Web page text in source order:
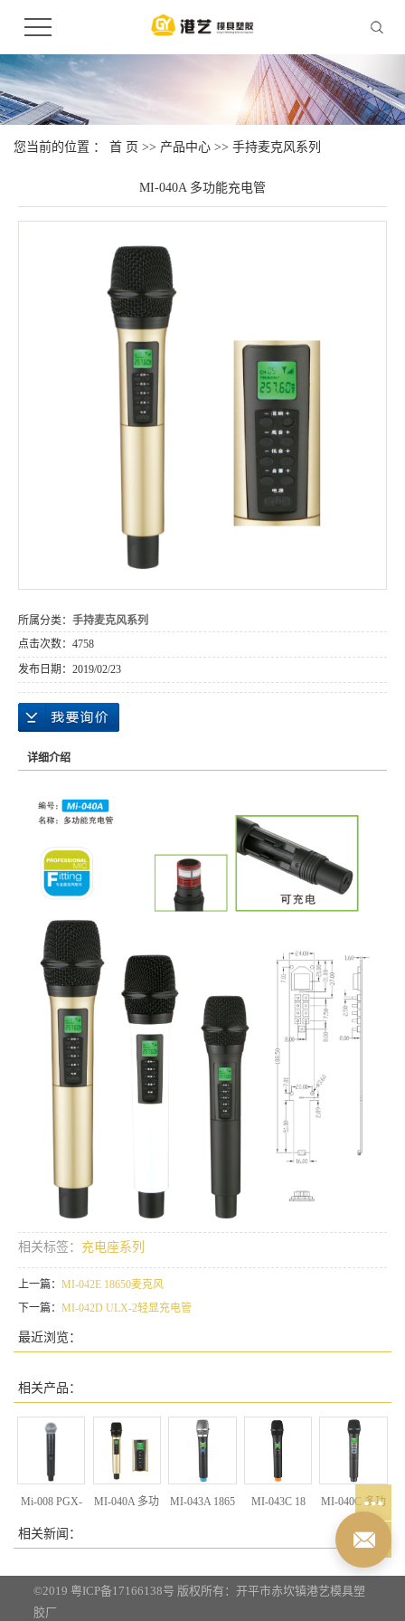
您当前的位置 ： 首 页 >> 产品中心 >> 手持麦克风系列
MI-040A 多功能充电管
所属分类： 手持麦克风系列
点击次数： 4758
发布日期： 2019/02/23
详细介绍
相关标签： 充电座系列
上一篇： MI-042E 18650麦克风
下一篇： MI-042D ULX-2轻显充电管
最近浏览：
相关产品：
Mi-008 PGX-
MI-040A 多功
MI-043A 1865 MI-043C 18
MI-040C 多功
能充电
相关新闻：
©2019 粤ICP备17166138号 版权所有：开平市赤坎镇港艺模具塑
胶厂